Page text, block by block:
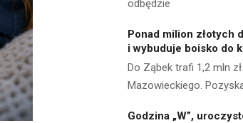
odbędzie
Ponad milion złotych
i wybuduje boisko do
Do Ząbek trafi 1,2 mln
Mazowieckiego.
Godzina „W”,